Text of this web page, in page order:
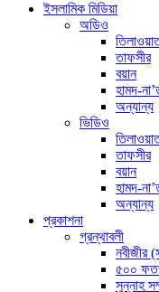
ইসলামিক মিডিয়া
অডিও
তাফসীর
বয়ান
হামদ-
অন্যান্য
ভিডিও
তাফসীর
বয়ান
হামদ-
অন্যান্য
প্রকাশনা
গ্রন্থাবলী
নবীজীর
৫০০
সুন্নাহ